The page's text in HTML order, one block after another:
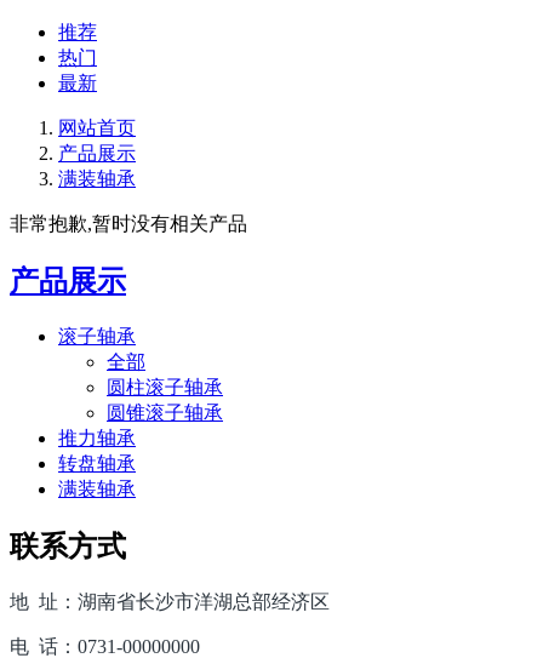
推荐
热门
最新
网站首页
产品展示
满装轴承
非常抱歉,暂时没有相关产品
产品展示
滚子轴承
全部
圆柱滚子轴承
圆锥滚子轴承
推力轴承
转盘轴承
满装轴承
联系方式
地 址：湖南省长沙市洋湖总部经济区
电 话：0731-00000000